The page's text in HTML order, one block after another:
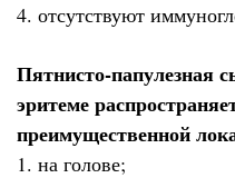
4. отсутствуют
Пятнисто-папулезная
эритеме
преимущественной
1. на голове;